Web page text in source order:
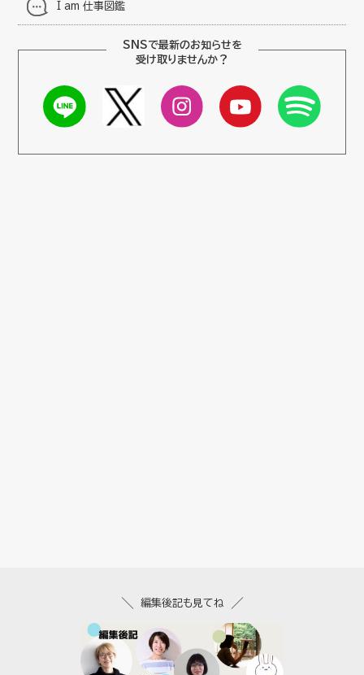
I am 仕事図鑑
SNSで最新のお知らせを
受け取りませんか？
編集後記も見てね